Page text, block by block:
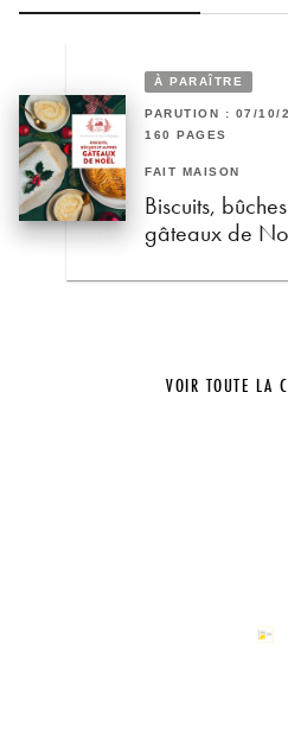
À PARAÎTRE
PARUTION : 07/10/
160 PAGES
FAIT MAISON
Biscuits,
gâteaux de
VOIR TOUTE LA